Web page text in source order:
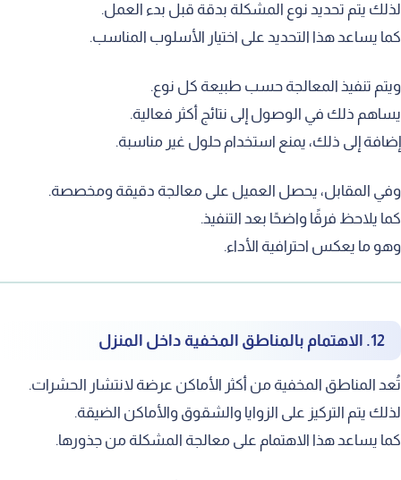
يتم تحديد نوع المشكلة بدقة قبل بدء العمل.
يساعد هذا التحديد على اختيار الأسلوب المناسب.
تنفيذ المعالجة حسب طبيعة كل نوع.
ذلك في الوصول إلى نتائج أكثر فعالية.
إلى ذلك، يمنع استخدام حلول غير مناسبة.
المقابل، يحصل العميل على معالجة دقيقة ومخصصة.
يلاحظ فرقًا واضحًا بعد التنفيذ.
ما يعكس احترافية الأداء.
12. الاهتمام بالمناطق المخفية داخل المنزل
المناطق المخفية من أكثر الأماكن عرضة لانتشار الحشرات.
يتم التركيز على الزوايا والشقوق والأماكن الضيقة.
يساعد هذا الاهتمام على معالجة المشكلة من جذورها.